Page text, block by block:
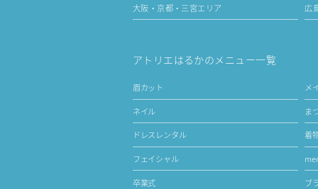
大阪・京都・三宮エリア 広
アトリエはるかのメニュー一覧
眉カット メ
ネイル ま
ドレスレンタル 着
フェイシャル
卒業式 ブ